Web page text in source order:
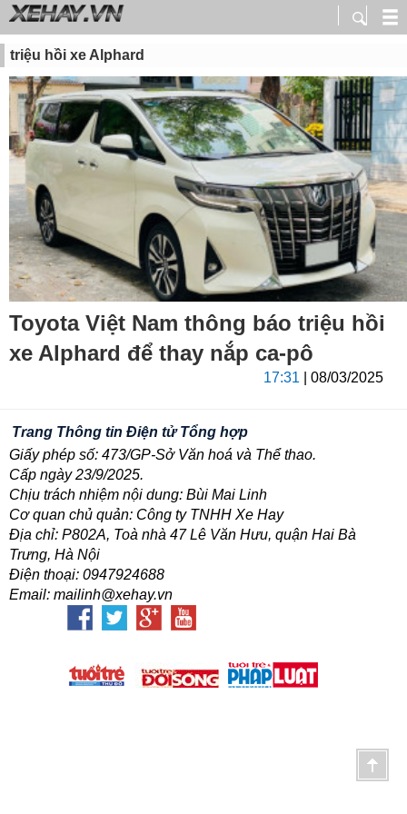
triệu hồi xe Alphard
Toyota Việt Nam thông báo triệu hồi
xe Alphard để thay nắp ca-pô
17:31 | 08/03/2025
Trang Thông tin Điện tử Tổng hợp
Giấy phép số: 473/GP-Sở Văn hoá và Thể thao.
Cấp ngày 23/9/2025.
Chịu trách nhiệm nội dung: Bùi Mai Linh
Cơ quan chủ quản: Công ty TNHH Xe Hay
Địa chỉ: P802A, Toà nhà 47 Lê Văn Hưu, quận Hai Bà
Trưng, Hà Nội
Điện thoại: 0947924688
Email: mailinh@xehay.vn